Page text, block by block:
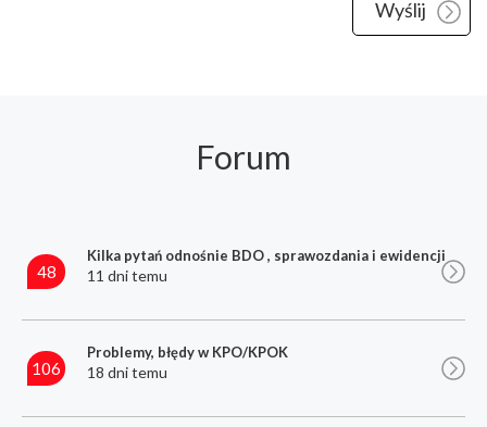
Forum
48
Kilka pytań odnośnie BDO , sprawozdania i ewidencji
11 dni temu
106
Problemy, błędy w KPO/KPOK
18 dni temu